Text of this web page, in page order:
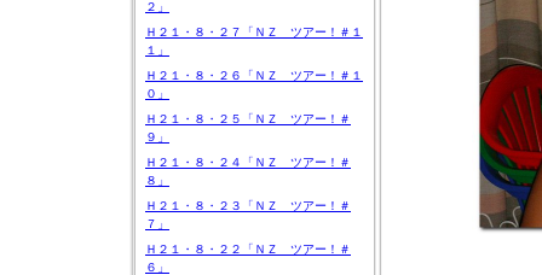
２」
Ｈ２１・８・２７「ＮＺ ツアー！＃１
１」
Ｈ２１・８・２６「ＮＺ ツアー！＃１
０」
Ｈ２１・８・２５「ＮＺ ツアー！＃
９」
Ｈ２１・８・２４「ＮＺ ツアー！＃
８」
Ｈ２１・８・２３「ＮＺ ツアー！＃
７」
Ｈ２１・８・２２「ＮＺ ツアー！＃
６」